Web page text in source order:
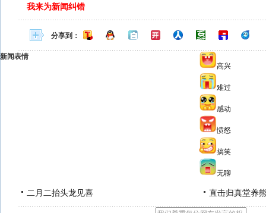
我来为新闻纠错
分享到：
新闻表情
高兴
难过
感动
愤怒
搞笑
无聊
二月二抬头龙见喜 直击归真堂养